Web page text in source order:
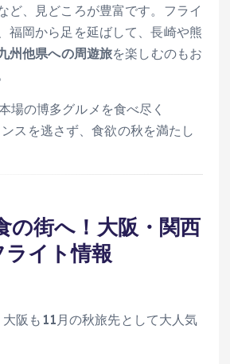
ど、見どころが豊富です。フライ
福岡から足を延ばして、長崎や熊
州他県への周遊旅を楽しむのもお
場の博多グルメを食べ尽く
スを逃さず、食欲の秋を満たし
の街へ！大阪・関西
イト情報
阪も11月の秋旅先として大人気